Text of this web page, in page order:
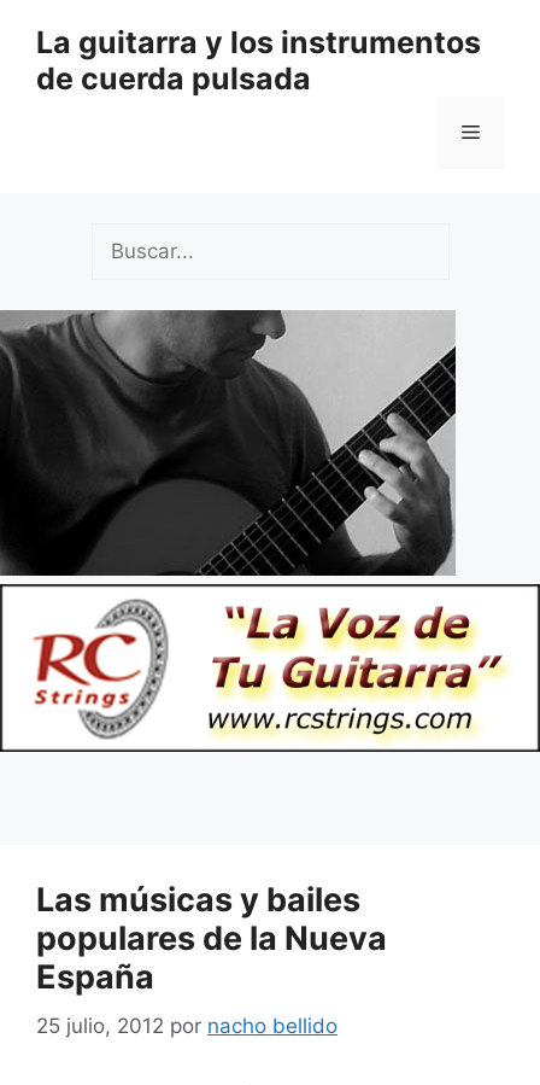
contenido
La guitarra y los instrumentos
de cuerda pulsada
Menú
Las músicas y bailes
populares de la Nueva
España
25 julio, 2012 por nacho bellido